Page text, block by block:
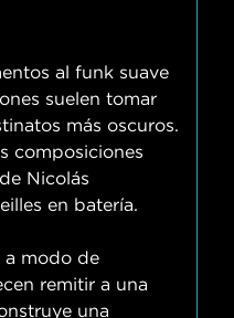
al funk suave
suelen tomar
más oscuros.
composiciones
Nicolás
en batería.
a modo de
remitir a una
una